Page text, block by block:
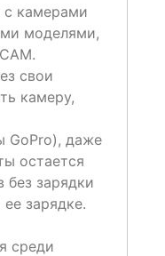
с камерами
моделями,
свои
камеру,
GoPro), даже
остается
зарядки
зарядке.
среди